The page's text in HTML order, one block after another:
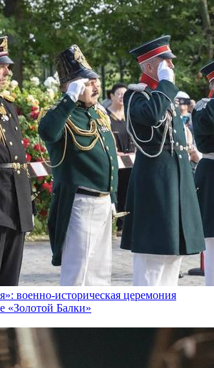
военно‑историческая церемония
«Золотой Балки»